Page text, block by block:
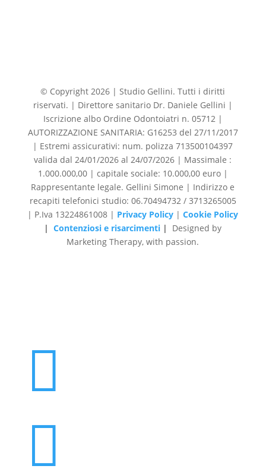
© Copyright 2026 | Studio Gellini. Tutti i diritti
riservati. | Direttore sanitario Dr. Daniele Gellini |
Iscrizione albo Ordine Odontoiatri n. 05712 |
AUTORIZZAZIONE SANITARIA: G16253 del 27/11/2017
| Estremi assicurativi: num. polizza 713500104397
valida dal 24/01/2026 al 24/07/2026 | Massimale :
1.000.000,00 | capitale sociale: 10.000,00 euro |
Rappresentante legale. Gellini Simone | Indirizzo e
recapiti telefonici studio: 06.70494732 / 3713265005
| P.Iva 13224861008 | Privacy Policy |Cookie Policy
| Contenziosi e risarcimenti | Designed by
Marketing Therapy, with passion.

